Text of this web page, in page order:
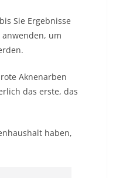
Sie Ergebnisse
um
Aknenarben
das erste, das
haben,